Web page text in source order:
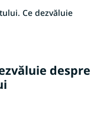
Ce dezvăluie
despre